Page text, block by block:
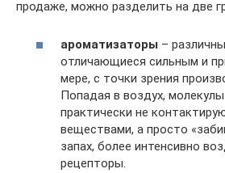
продаже, можно разделить на две
ароматизаторы –
отличающиеся сильным и
мере, с точки зрения
Попадая в воздух,
практически не
веществами, а просто
запах, более интенсивно
рецепторы.